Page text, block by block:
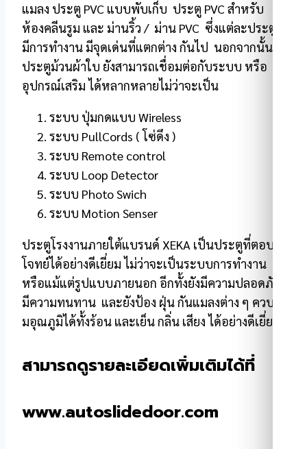
แมลง ประตู PVC แบบพับเก็บ ประตู PVC สำหรับ
ห้องคลีนรูม และ ม่านริ้ว / ม่าน PVC ซึ่งแต่ละประตูก็
มีการทำงาน มีจุดเด่นที่แตกต่าง กันไป นอกจากนั้น
ประตูม้วนผ้าใบ ยังสามารถเชื่อมต่อกับระบบ หรือ
อุปกรณ์เสริม ได้หลากหลายไม่ว่าจะเป็น
ระบบ ปุ่มกดแบบ Wireless
ระบบ PullCords ( โซ่ดึง )
ระบบ Remote control
ระบบ Loop Detector
ระบบ Photo Swich
ระบบ Motion Senser
ประตูโรงงานภายใต้แบรนด์ XEKA เป็นประตูที่ตอบ
โจทย์ได้อย่างดีเยี่ยม ไม่ว่าจะเป็นระบบการทำงาน
หรือแม้แต่รูปแบบภายนอก อีกทั้งยังมีความปลอดภัย
มีความทนทาน และยังป้อง ฝุ่น กันแมลงต่าง ๆ ควบคุ
มอุณภูมิได้ทั้งร้อน และเย็น กลิ่น เสียง ได้อย่างดีเยี่ยม
สามารถดูรายละเอียดเพิ่มเติมได้ที่
www.autoslidedoor.com